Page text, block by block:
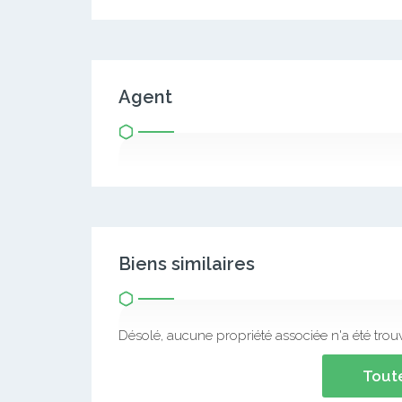
Agent
Biens similaires
Désolé, aucune propriété associée n'a été